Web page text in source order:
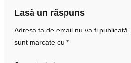
Lasă un răspuns
Adresa ta de email nu va fi publicată.
sunt marcate cu *